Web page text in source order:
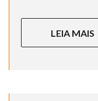
LEIA MAIS